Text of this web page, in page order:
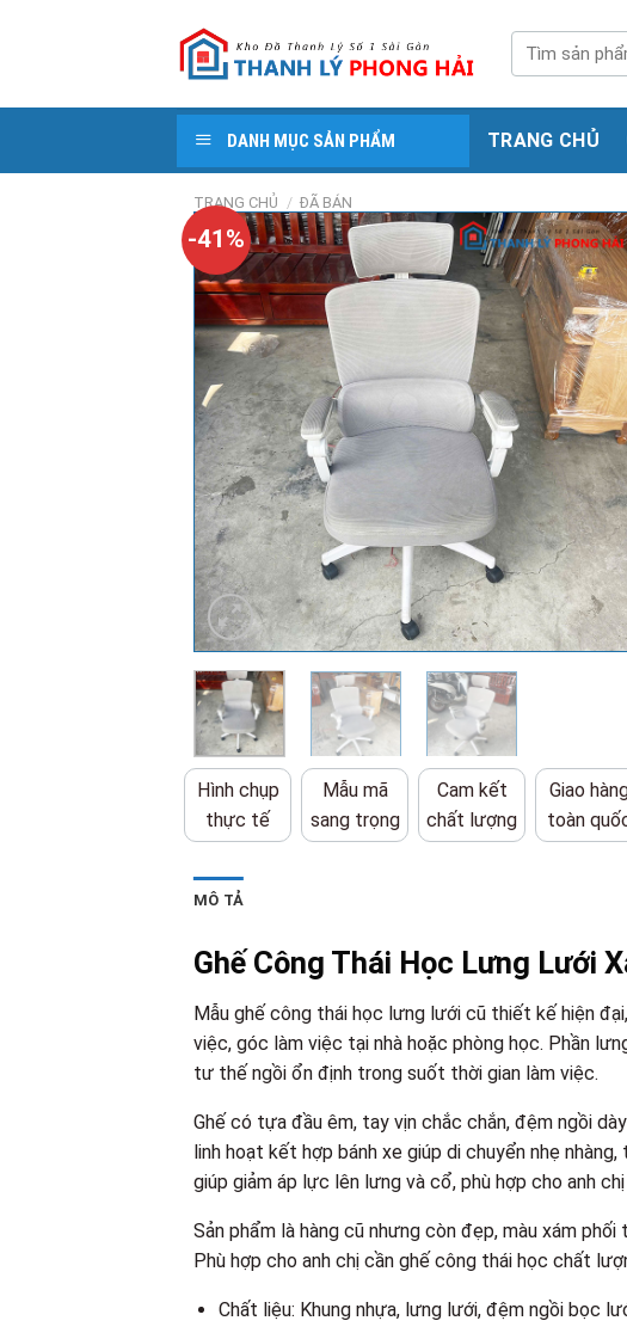
kiếm:
DANH MỤC SẢN PHẨM TRANG CHỦ
TRANG CHỦ / ĐÃ BÁN
-41%
Hình chụp
thực tế
Mẫu mã
sang trọng
Cam kết
chất lượng
Giao
toàn
MÔ TẢ
Ghế Công Thái Học Lưng Lưới
Mẫu ghế công thái học lưng lưới cũ thiết kế hiện
việc, góc làm việc tại nhà hoặc phòng học. Phần
tư thế ngồi ổn định trong suốt thời gian làm việc.
Ghế có tựa đầu êm, tay vịn chắc chắn, đệm ngồi
linh hoạt kết hợp bánh xe giúp di chuyển nhẹ
giúp giảm áp lực lên lưng và cổ, phù hợp cho anh
Sản phẩm là hàng cũ nhưng còn đẹp, màu xám
Phù hợp cho anh chị cần ghế công thái học chất
Chất liệu: Khung nhựa, lưng lưới, đệm ngồi bọc